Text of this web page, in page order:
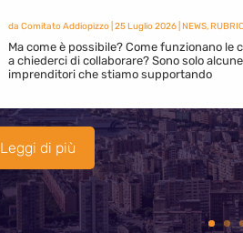
da Comitato Addiopizzo| 25 Luglio 2026| NEWS,
Ma come è possibile? Come funzionano le
a chiederci di collaborare? Sono solo
imprenditori che stiamo supportando
Leggi di più